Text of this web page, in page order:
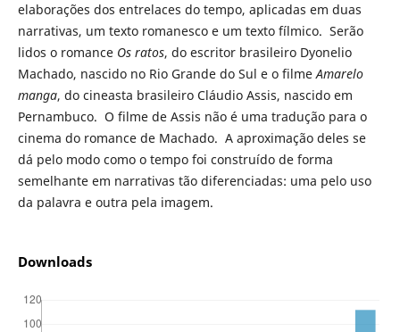
elaborações dos entrelaces do tempo, aplicadas em duas
narrativas, um texto romanesco e um texto fílmico. Serão
lidos o romance Os ratos, do escritor brasileiro Dyonelio
Machado, nascido no Rio Grande do Sul e o filmeAmarelo
manga, do cineasta brasileiro Cláudio Assis, nascido em
Pernambuco. O filme de Assis não é uma tradução para o
cinema do romance de Machado. A aproximação deles se
dá pelo modo como o tempo foi construído de forma
semelhante em narrativas tão diferenciadas: uma pelo uso
da palavra e outra pela imagem.
Downloads